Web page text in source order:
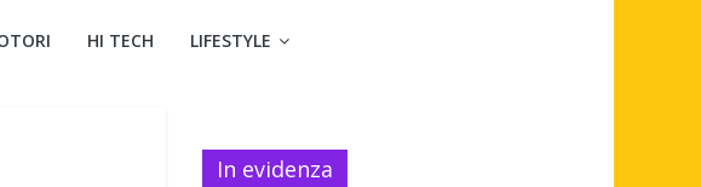
HI TECH LIFESTYLE
In evidenza